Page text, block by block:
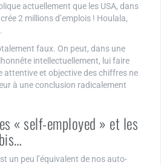
actuellement que les USA, dans
2 millions d’emplois ! Houlala,
faux. On peut, dans une
intellectuellement, lui faire
attentive et objective des chiffres ne
à une conclusion radicalement
« self-employed » et les
un peu l’équivalent de nos auto-